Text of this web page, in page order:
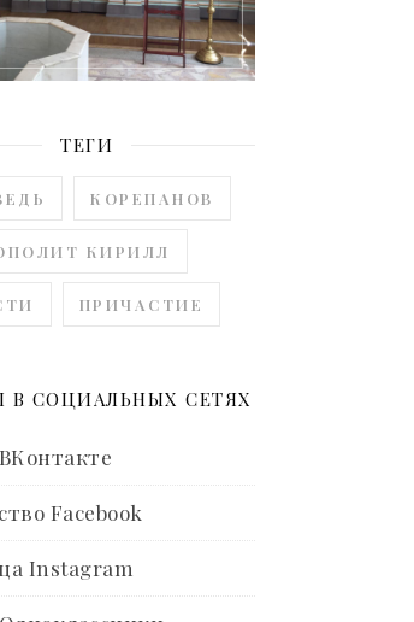
ТЕГИ
КОРЕПАНОВ
КИРИЛЛ
ПРИЧАСТИЕ
В СОЦИАЛЬНЫХ СЕТЯХ
Facebook
Instagram